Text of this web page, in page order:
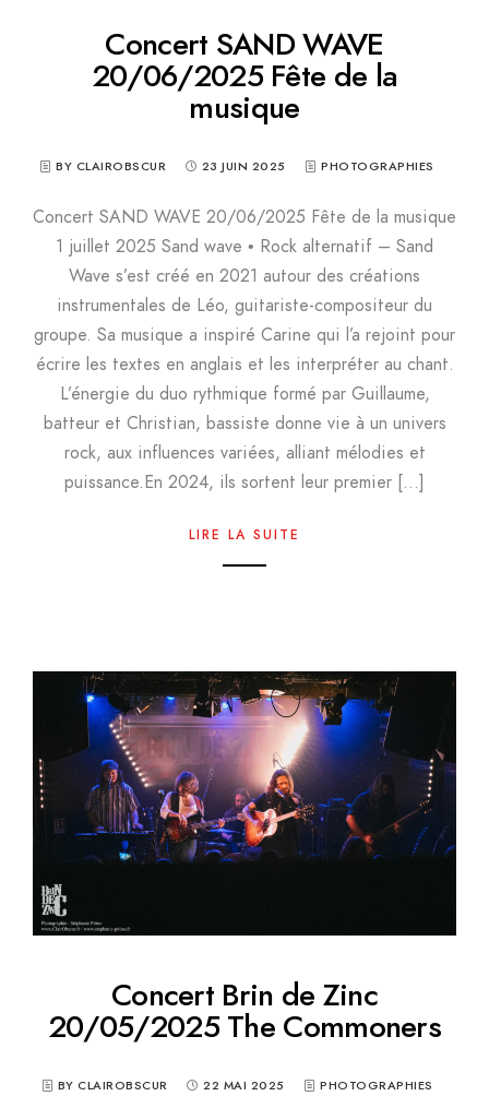
Concert SAND WAVE
20/06/2025 Fête de la
musique
BY CLAIROBSCUR 23 JUIN 2025 PHOTOGRAPHIES
Concert SAND WAVE 20/06/2025 Fête de la musique
1 juillet 2025 Sand wave • Rock alternatif – Sand
Wave s’est créé en 2021 autour des créations
instrumentales de Léo, guitariste-compositeur du
groupe. Sa musique a inspiré Carine qui l’a rejoint pour
écrire les textes en anglais et les interpréter au chant.
L’énergie du duo rythmique formé par Guillaume,
batteur et Christian, bassiste donne vie à un univers
rock, aux influences variées, alliant mélodies et
puissance.En 2024, ils sortent leur premier […]
LIRE LA SUITE
Concert Brin de Zinc
20/05/2025 The Commoners
BY CLAIROBSCUR 22 MAI 2025 PHOTOGRAPHIES